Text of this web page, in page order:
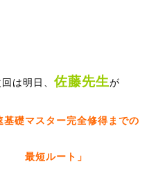
は明日、 佐藤先生が
基礎マスター完全修得までの
最短ルート」